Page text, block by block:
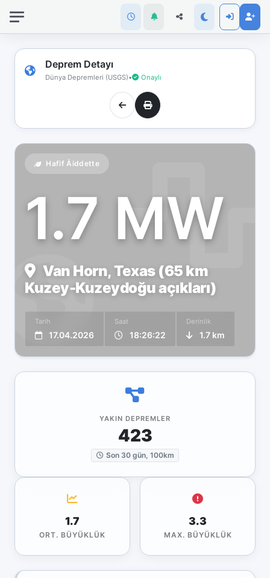
Deprem Detayı
Dünya Depremleri (USGS)• Onaylı
Hafif Åiddette
1.7 MW
Van Horn, Texas (65 km
Kuzey-Kuzeydoğu açıkları)
Tarih
17.04.2026
Saat
18:26:22
Derinlik
1.7 km
YAKIN DEPREMLER
423
Son 30 gün, 100km
1.7
ORT. BÜYÜKLÜK
3.3
MAX. BÜYÜKLÜK
bağlantınız
koptu!
Çevrimdışı
moddasınız.